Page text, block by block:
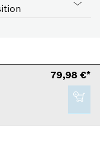
79,98 €*